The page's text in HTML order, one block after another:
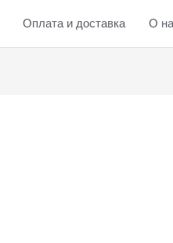
Оплата и доставка О